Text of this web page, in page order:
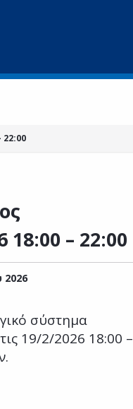
– 22:00
2026
σύστημα
19/2/2026 18:00 –